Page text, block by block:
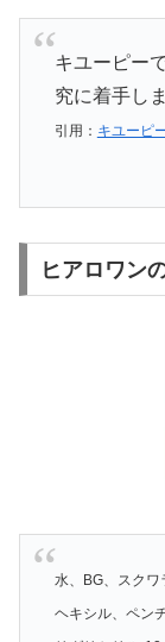
キユーピー
究に着手し
引用： キユーピ
ヒアロワン
水、BG、スク
ヘキシル、ペン